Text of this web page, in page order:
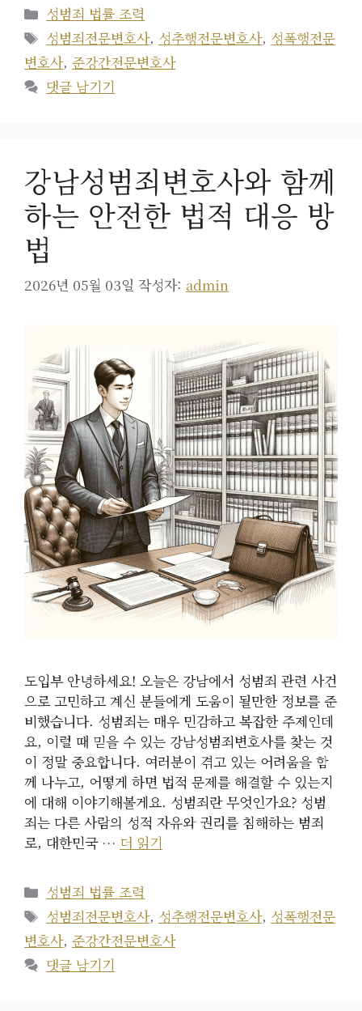
카
테
고
리
성범죄 법률 조력
태
그
성범죄전문변호사, 성추행전문변호사, 성폭행전문
변호사, 준강간전문변호사
댓글 남기기
강남성범죄변호사와 함께
하는 안전한 법적 대응 방
법
2026년 05월 03일 작성자: admin
도입부 안녕하세요! 오늘은 강남에서 성범죄 관련 사건
으로 고민하고 계신 분들에게 도움이 될만한 정보를 준
비했습니다. 성범죄는 매우 민감하고 복잡한 주제인데
요, 이럴 때 믿을 수 있는 강남성범죄변호사를 찾는 것
이 정말 중요합니다. 여러분이 겪고 있는 어려움을 함
께 나누고, 어떻게 하면 법적 문제를 해결할 수 있는지
에 대해 이야기해볼게요. 성범죄란 무엇인가요? 성범
죄는 다른 사람의 성적 자유와 권리를 침해하는 범죄
로, 대한민국 … 더 읽기
카
테
고
리
성범죄 법률 조력
태
그
성범죄전문변호사, 성추행전문변호사, 성폭행전문
변호사, 준강간전문변호사
댓글 남기기